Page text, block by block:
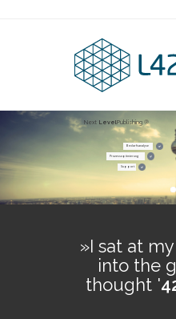
Next LevelPublishing ®
Prozessoptimierung
Bedarfsanalyse
Support
»I sat at
into the
thought '